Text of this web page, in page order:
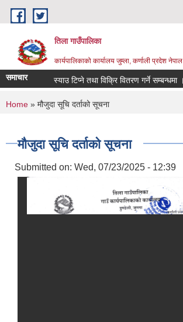
Skip to main content
तिला गाउँपालिका
कार्यपालिकाको कार्यालय जुम्ला, कर्णाली प्रदेश नेपाल
समाचार स्याउ टिप्ने तथा विक्रि वितरण गर्ने सम्बन्धमा ।
You are here
Home » मौजुदा सूचि दर्ताको सूचना
मौजुदा सूचि दर्ताको सूचना
Submitted on: Wed, 07/23/2025 - 12:39